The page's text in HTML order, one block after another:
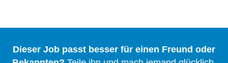
Dieser Job passt besser für einen Freund oder